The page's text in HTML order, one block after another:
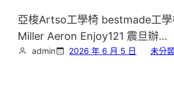
亞梭Artso工學椅 bestmade工
Miller Aeron Enjoy121 震旦辦…
admin 2026 年 6 月 5 日 未分